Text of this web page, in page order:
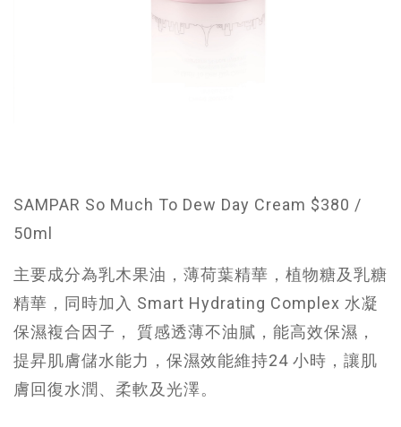
SAMPAR So Much To Dew Day Cream $380 /
50ml
主要成分為乳木果油，薄荷葉精華，植物糖及乳糖
精華，同時加入 Smart Hydrating Complex 水凝
保濕複合因子， 質感透薄不油膩，能高效保濕，
提昇肌膚儲水能力，保濕效能維持24 小時，讓肌
膚回復水潤、柔軟及光澤。